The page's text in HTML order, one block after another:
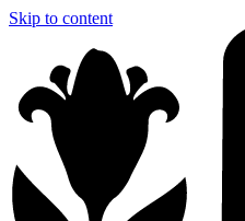
Skip to content